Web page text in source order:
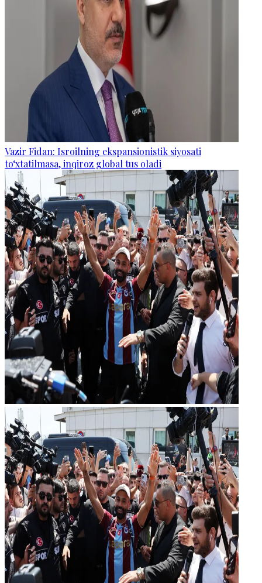
Vazir Fidan: Isroilning ekspansionistik siyosati
to‘xtatilmasa, inqiroz global tus oladi